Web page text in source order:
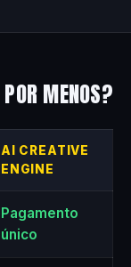
POR MENOS?
AI CREATIVE
ENGINE
Pagamento
único